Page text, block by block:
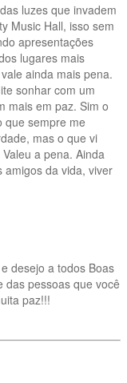
luzes que invadem
Music Hall, isso sem
apresentações
lugares mais
ainda mais pena.
sonhar com um
mais em paz. Sim o
que sempre me
mas o que vi
a pena. Ainda
amigos da vida, viver
desejo a todos Boas
das pessoas que você
paz!!!